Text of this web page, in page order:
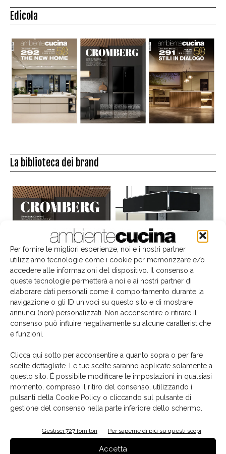
Per fornire le migliori esperienze, noi e i nostri partner
utilizziamo tecnologie come i cookie per memorizzare e/o
accedere alle informazioni del dispositivo. Il consenso a
queste tecnologie permetterà a noi e ai nostri partner di
elaborare dati personali come il comportamento durante la
navigazione o gli ID univoci su questo sito e di mostrare
annunci (non) personalizzati. Non acconsentire o ritirare il
consenso può influire negativamente su alcune caratteristiche
e funzioni.
Clicca qui sotto per acconsentire a quanto sopra o per fare
scelte dettagliate. Le tue scelte saranno applicate solamente a
questo sito. È possibile modificare le impostazioni in qualsiasi
momento, compreso il ritiro del consenso, utilizzando i
pulsanti della Cookie Policy o cliccando sul pulsante di
gestione del consenso nella parte inferiore dello schermo.
Gestisci 727 fornitori Per saperne di più su questi scopi
Accetta
Edicola
La biblioteca dei brand